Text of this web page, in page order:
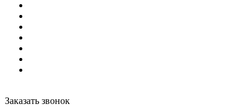
Заказать звонок